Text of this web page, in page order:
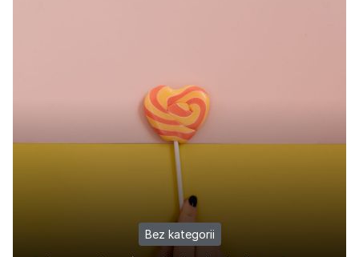
Bez kategorii